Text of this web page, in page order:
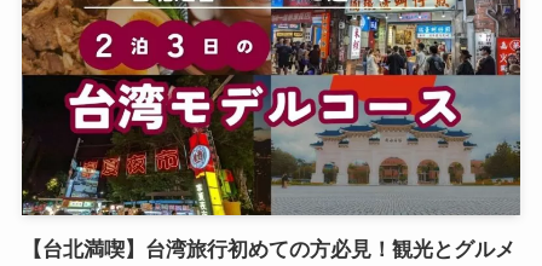
【台北満喫】台湾旅行初めての方必見！観光とグルメ